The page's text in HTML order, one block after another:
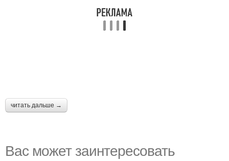
читать дальше →
Вас может заинтересовать